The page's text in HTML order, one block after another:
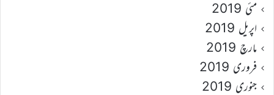
مئی 2019
اپریل 2019
مارچ 2019
فروری 2019
جنوری 2019